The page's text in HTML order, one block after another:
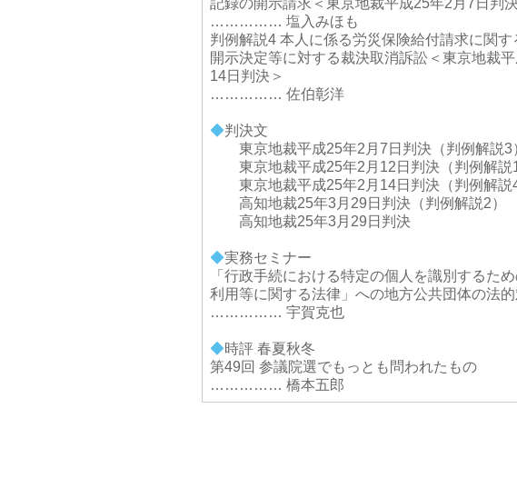
…………… 塩入みほも
判例解説4 本人に係る労災保険給付請求に関す
開示決定等に対する裁決取消訴訟＜東京地裁平
14日判決＞
…………… 佐伯彰洋
◆判決文
東京地裁平成25年2月7日判決（判例解説3
東京地裁平成25年2月12日判決（判例解説1
東京地裁平成25年2月14日判決（判例解説4
高知地裁25年3月29日判決（判例解説2）
高知地裁25年3月29日判決
◆実務セミナー
「行政手続における特定の個人を識別するた
利用等に関する法律」への地方公共団体の法
…………… 宇賀克也
◆時評 春夏秋冬
第49回 参議院選でもっとも問われたもの
…………… 橋本五郎